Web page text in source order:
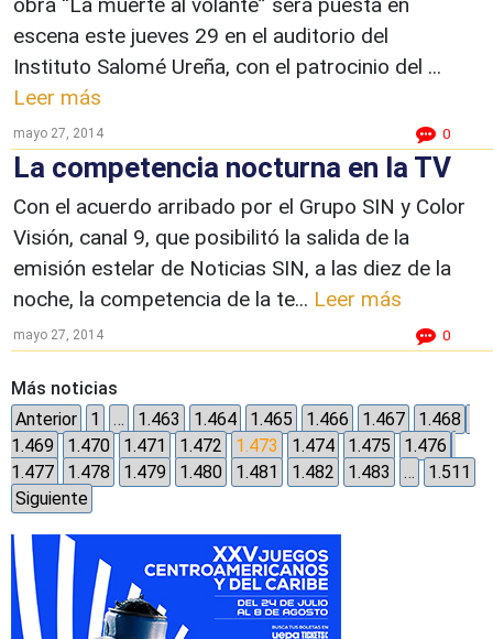
escena este jueves 29 en el auditorio del
Instituto Salomé Ureña, con el patrocinio del ...
Leer más
mayo 27, 2014 0
La competencia nocturna en la TV
Con el acuerdo arribado por el Grupo SIN y Color
Visión, canal 9, que posibilitó la salida de la
emisión estelar de Noticias SIN, a las diez de la
noche, la competencia de la te... Leer más
mayo 27, 2014 0
Más noticias
Anterior
1 … 1.463 1.464 1.465 1.466 1.467
1.468
1.469
1.470 1.471 1.472 1.473 1.474 1.475
1.476
1.477
1.478 1.479 1.480 1.481 1.482 1.483 …
1.511
Siguiente